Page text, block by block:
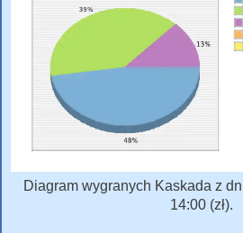
Diagram wygranych Kaskada z
14:00 (zł).